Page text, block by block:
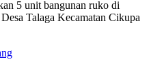
5 unit bangunan ruko di
Talaga Kecamatan Cikupa